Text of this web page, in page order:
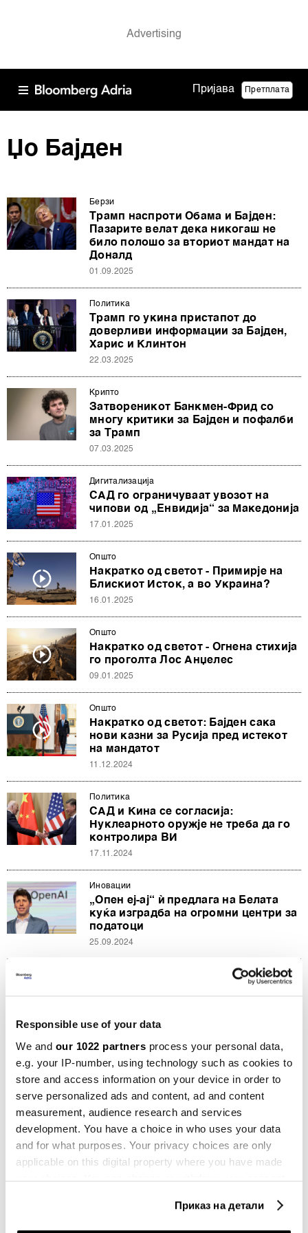
Responsible use of your data
We and our 1022 partners process your personal data,
e.g. your IP-number, using technology such as cookies to
store and access information on your device in order to
serve personalized ads and content, ad and content
measurement, audience research and services
development. You have a choice in who uses your data
and for what purposes. Your privacy choices are only
applicable on this digital property where you have made
your choices. You can change or withdraw your consent
Приказ на детали
Пријава Претплата
Џо Бајден
Берзи
Трамп наспроти Обама и Бајден:
Пазарите велат дека никогаш не
било полошо за вториот мандат на
Доналд
01.09.2025
Политика
Трамп го укина пристапот до
доверливи информации за Бајден,
Харис и Клинтон
22.03.2025
Крипто
Затвореникот Банкмен-Фрид со
многу критики за Бајден и пофалби
за Трамп
07.03.2025
Дигитализација
САД го ограничуваат увозот на
чипови од „Енвидија“ за Македонија
17.01.2025
Општо
Накратко од светот - Примирје на
Блискиот Исток, а во Украина?
16.01.2025
Општо
Накратко од светот - Огнена стихија
го проголта Лос Анџелес
09.01.2025
Општо
Накратко од светот: Бајден сака
нови казни за Русија пред истекот
на мандатот
11.12.2024
Политика
САД и Кина се согласија:
Нуклеарното оружје не треба да го
контролира ВИ
17.11.2024
Иновации
„Опен еј-ај“ ѝ предлага на Белата
куќа изградба на огромни центри за
податоци
25.09.2024
26.07.2024
Политика
Бајден: Време е новата генерација
да ја води државата
25.07.2024
Харис обезбеди доволно делегати
за да ја добие номинацијата
23.07.2024
Инвеститорите се подготвуваат за